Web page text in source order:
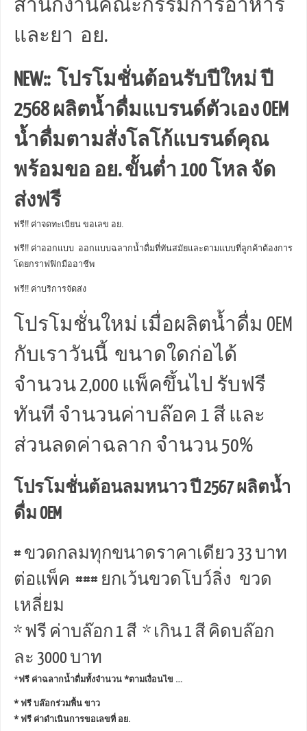
สำนักงานคณะกรรมการอาหาร
และยา อย.
NEW:: โปรโมชั่นต้อนรับปีใหม่ ปี
2568 ผลิตน้ำดื่มแบรนด์ตัวเอง OEM
น้ำดื่มตามสั่งโลโก้แบรนด์คุณ
พร้อมขอ อย. ขั้นต่ำ 100 โหล จัด
ส่งฟรี
ฟรี!! ค่าจดทะเบียน ขอเลข อย.
ฟรี!! ค่าออกแบบ ออกแบบฉลากน้ำดื่มที่ทันสมัยและตามแบบที่ลูกค้าต้องการ
โดยกราฟฟิกมืออาชีพ
ฟรี!! ค่าบริการจัดส่ง
โปรโมชั่นใหม่ เมื่อผลิตน้ำดื่ม OEM
กับเราวันนี้ ขนาดใดก่อได้
จำนวน 2,000 แพ็คขึ้นไป รับฟรี
ทันที จำนวนค่าบล๊อค 1 สี และ
ส่วนลดค่าฉลาก จำนวน 50%
โปรโมชั่นต้อนลมหนาว ปี 2567 ผลิตน้ำ
ดื่ม OEM
# ขวดกลมทุกขนาดราคาเดียว 33 บาท
ต่อแพ็ค ### ยกเว้นขวดโบว์ลิ่ง ขวด
เหลี่ยม
* ฟรี ค่าบล๊อก 1 สี * เกิน 1 สี คิดบล๊อก
ละ 3000 บาท
*ฟรี ค่าฉลากน้ำดื่มทั้งจำนวน *ตามเงื่อนไข …
* ฟรี บล๊อกร่วมพื้น ขาว
* ฟรี ค่าดำเนินการขอเลขที่ อย.